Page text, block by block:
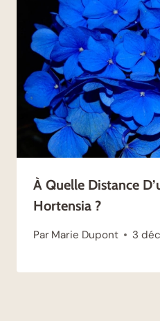
À Quelle Distance
Hortensia ?
Par Marie Dupont 3